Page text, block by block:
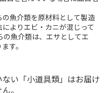
魚介類を原材料として製造
よりエビ・カニが混じって
の魚介類は、エサとしてエ
す。
い「小道具類」はお届け
。